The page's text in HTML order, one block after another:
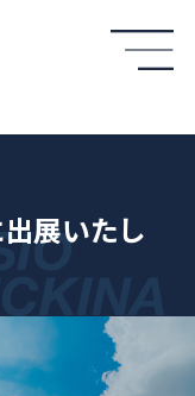
展いたし